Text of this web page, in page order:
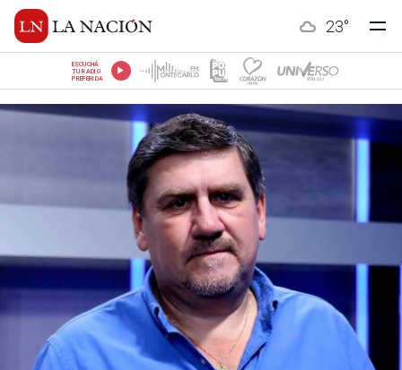
23°
ESCUCHÁ
TU RADIO
PREFERIDA